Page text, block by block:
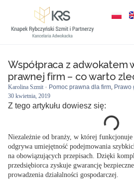
Współpraca z adwokatem
prawnej firm – co warto
Karolina Szmit Pomoc prawna dla firm, Prawo
30 kwietnia, 2019
Z tego artykułu dowiesz się:
Niezależnie od branży, w której
odgrywa umiejętność podejmowania
na obowiązujących przepisach. Dzięki
przedsiębiorca zyskuje gwarancję
prowadzenia działalności gospodarczej.